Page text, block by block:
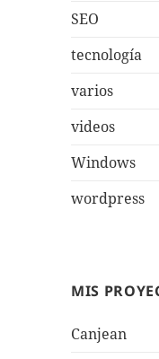
SEO
tecnología
varios
videos
Windows
wordpress
MIS
Canjean